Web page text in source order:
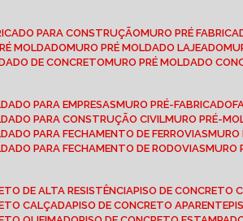
PARA CONSTRUÇÃO
MURO PRÉ
MOLDADO
MURO PRÉ MOLDADO LAJEADO
DE CONCRETO
MURO PRÉ MOLDADO
PARA EMPRESAS
MURO PRÉ-FABRICADO
PARA CONSTRUÇÃO CIVIL
MURO PRÉ-
PARA FECHAMENTO DE FERROVIAS
PARA FECHAMENTO DE RODOVIAS
DE ALTA RESISTÊNCIA PISO DE CONCRETO
CALÇADA PISO DE CONCRETO APARENTE